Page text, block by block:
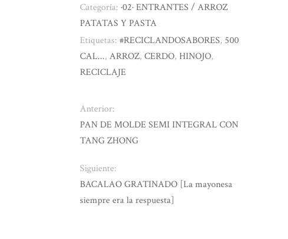
Categoría: ·02· ENTRANTES / ARROZ
PATATAS Y PASTA
Etiquetas:#RECICLANDOSABORES, 500
CAL...,ARROZ,CERDO,HINOJO,
RECICLAJE
Anterior:
PAN DE MOLDE SEMI INTEGRAL CON
TANG ZHONG
Siguiente:
BACALAO GRATINADO [La mayonesa
siempre era la respuesta]